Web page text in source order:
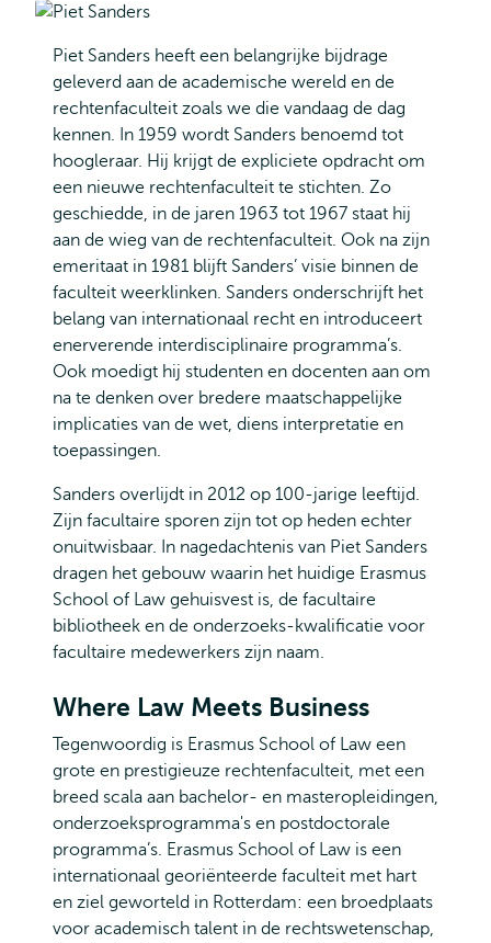
Piet Sanders heeft een belangrijke bijdrage
geleverd aan de academische wereld en de
rechtenfaculteit zoals we die vandaag de dag
kennen. In 1959 wordt Sanders benoemd tot
hoogleraar. Hij krijgt de expliciete opdracht om
een nieuwe rechtenfaculteit te stichten. Zo
geschiedde, in de jaren 1963 tot 1967 staat hij
aan de wieg van de rechtenfaculteit. Ook na zijn
emeritaat in 1981 blijft Sanders’ visie binnen de
faculteit weerklinken. Sanders onderschrijft het
belang van internationaal recht en introduceert
enerverende interdisciplinaire programma’s.
Ook moedigt hij studenten en docenten aan om
na te denken over bredere maatschappelijke
implicaties van de wet, diens interpretatie en
toepassingen.
Sanders overlijdt in 2012 op 100-jarige leeftijd.
Zijn facultaire sporen zijn tot op heden echter
onuitwisbaar. In nagedachtenis van Piet Sanders
dragen het gebouw waarin het huidige Erasmus
School of Law gehuisvest is, de facultaire
bibliotheek en de onderzoeks-kwalificatie voor
facultaire medewerkers zijn naam.
Where Law Meets Business
Tegenwoordig is Erasmus School of Law een
grote en prestigieuze rechtenfaculteit, met een
breed scala aan bachelor- en masteropleidingen,
onderzoeksprogramma's en postdoctorale
programma’s. Erasmus School of Law is een
internationaal georiënteerde faculteit met hart
en ziel geworteld in Rotterdam: een broedplaats
voor academisch talent in de rechtswetenschap,